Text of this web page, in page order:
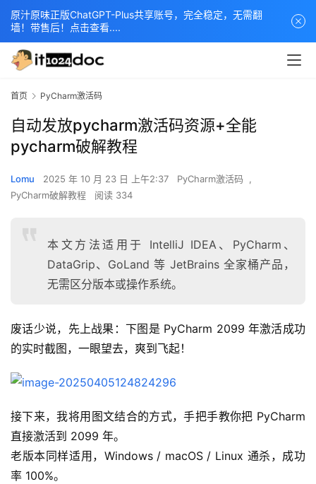
首页 PyCharm激活码
自动发放pycharm激活码资源+全能
pycharm破解教程
Lomu 2025 年 10 月 23 日 上午2:37 PyCharm激活码
,
PyCharm破解教程
阅读 334
本文方法适用于 IntelliJ IDEA、PyCharm、
DataGrip、GoLand 等 JetBrains 全家桶产品，
无需区分版本或操作系统。
废话少说，先上战果：下图是 PyCharm 2099 年激活成功
的实时截图，一眼望去，爽到飞起！
接下来，我将用图文结合的方式，手把手教你把 PyCharm
直接激活到 2099 年。
老版本同样适用，Windows / macOS / Linux 通杀，成功
率 100%。
原汁原味正版ChatGPT-Plus共享账号，完全稳定，无需翻
墙！带售后！点击查看....